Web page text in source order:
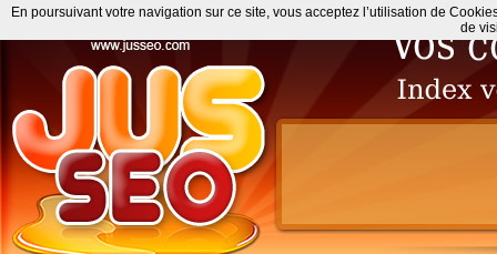
En poursuivant votre navigation sur ce site, vous acceptez l’utilisation de
de